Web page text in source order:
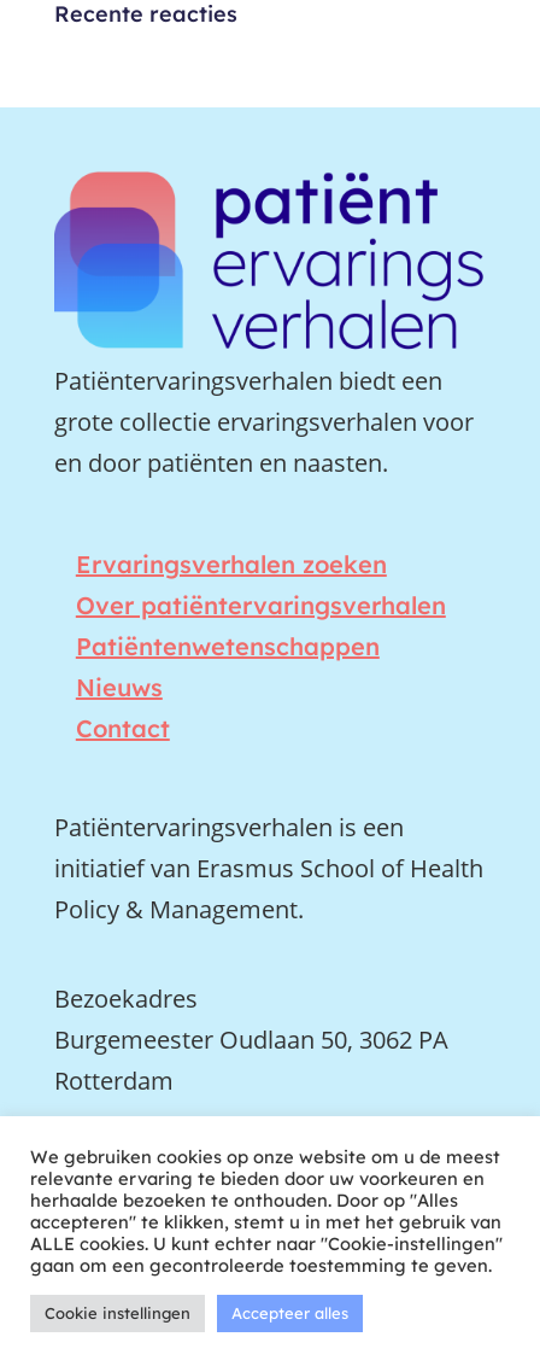
Recente reacties
Patiëntervaringsverhalen biedt een
grote collectie ervaringsverhalen voor
en door patiënten en naasten.
Ervaringsverhalen zoeken
Over patiëntervaringsverhalen
Patiëntenwetenschappen
Nieuws
Contact
Patiëntervaringsverhalen is een
initiatief van Erasmus School of Health
Policy & Management.
Bezoekadres
Burgemeester Oudlaan 50, 3062 PA
Rotterdam
 We zijn ook actief op LinkedIn
ontwikkeld door tweekoppig
We gebruiken cookies op onze website om u de meest
relevante ervaring te bieden door uw voorkeuren en
herhaalde bezoeken te onthouden. Door op "Alles
accepteren" te klikken, stemt u in met het gebruik van
ALLE cookies. U kunt echter naar "Cookie-instellingen"
gaan om een gecontroleerde toestemming te geven.
Cookie instellingen Accepteer alles